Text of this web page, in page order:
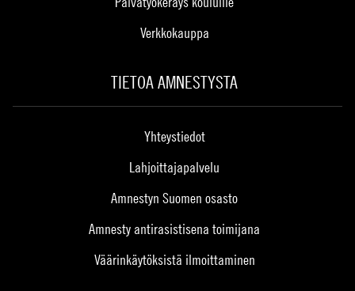
Verkkokauppa
TIETOA AMNESTYSTA
Yhteystiedot
Lahjoittajapalvelu
Amnestyn Suomen osasto
Amnesty antirasistisena toimijana
Väärinkäytöksistä ilmoittaminen